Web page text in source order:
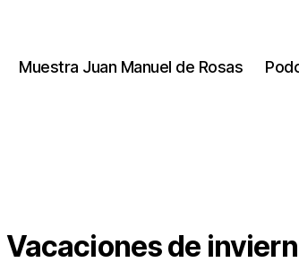
Muestra Juan Manuel de Rosas
Vacaciones de